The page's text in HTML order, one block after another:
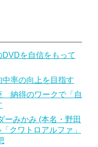
を自信をもって
中率の向上を目指す
納得のワークで「自
ーみかみ (本名・野田
クワトロアルファ」